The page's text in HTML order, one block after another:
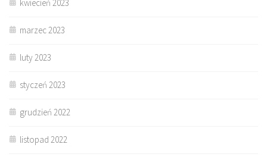
kwiecień 2023
marzec 2023
luty 2023
styczeń 2023
grudzień 2022
listopad 2022